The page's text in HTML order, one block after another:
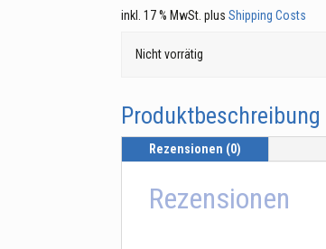
inkl. 17 % MwSt. plusShipping Costs
Nicht vorrätig
Produktbeschreibung
Rezensionen (0)
Rezensionen